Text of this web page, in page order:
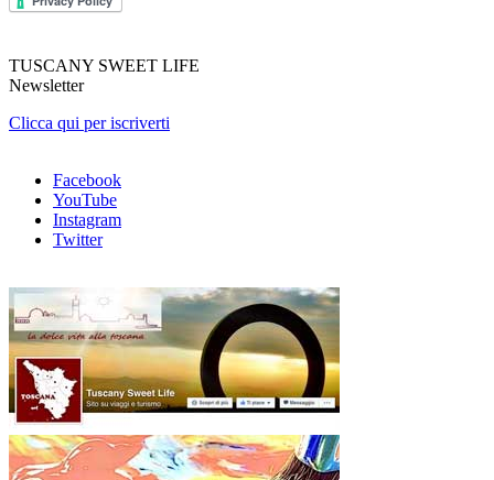
TUSCANY SWEET LIFE
Newsletter
Clicca qui per iscriverti
Facebook
YouTube
Instagram
Twitter